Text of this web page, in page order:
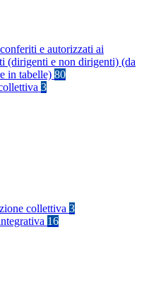
e autorizzati ai
(dirigenti e non dirigenti) (da
in tabelle) 80
3
collettiva 3
16